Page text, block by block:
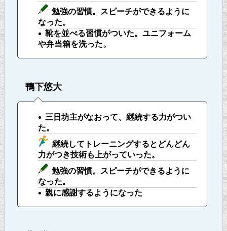
勉強の習慣。スピーチができるように
なった。
靴を並べる習慣がついた。ユニフォーム
や弁当箱を洗った。
鴨下悠大
三日坊主がなおって、継続する力がつい
た。
継続してトレーニングするとどんどん
力がつき技術も上がっていった。
勉強の習慣。スピーチができるように
なった。
親に感謝するようになった